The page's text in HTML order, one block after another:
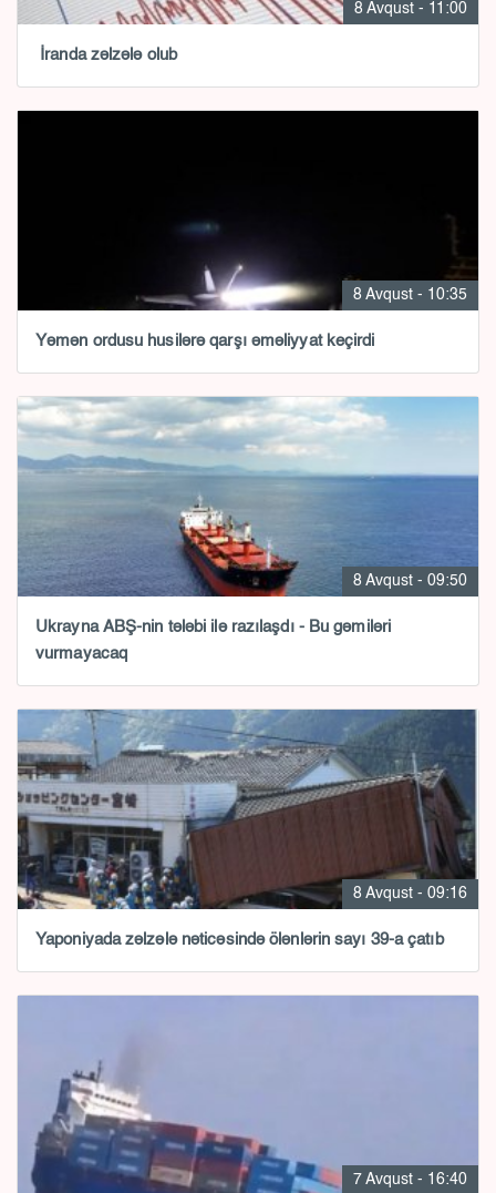
8 Avqust - 11:00
İranda zəlzələ olub
8 Avqust - 10:35
Yəmən ordusu husilərə qarşı əməliyyat keçirdi
8 Avqust - 09:50
Ukrayna ABŞ-nin tələbi ilə razılaşdı - Bu gəmiləri
vurmayacaq
8 Avqust - 09:16
Yaponiyada zəlzələ nəticəsində ölənlərin sayı 39-a çatıb
7 Avqust - 16:40